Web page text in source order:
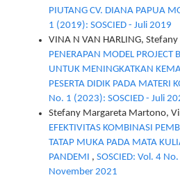
PIUTANG CV. DIANA PAPUA
1 (2019): SOSCIED - Juli 2019
VINA N VAN HARLING,
PENERAPAN MODEL PROJECT
UNTUK MENINGKATKAN
PESERTA DIDIK PADA MATERI
No. 1 (2023): SOSCIED - Juli
Stefany Margareta Martono,
EFEKTIVITAS KOMBINASI
TATAP MUKA PADA MATA
PANDEMI , SOSCIED: Vol. 4
November 2021